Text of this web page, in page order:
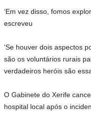
‘Em vez disso, fomos
escreveu
‘Se houver dois aspectos
são os voluntários rurais
verdadeiros heróis são
O Gabinete do Xerife
hospital local após o